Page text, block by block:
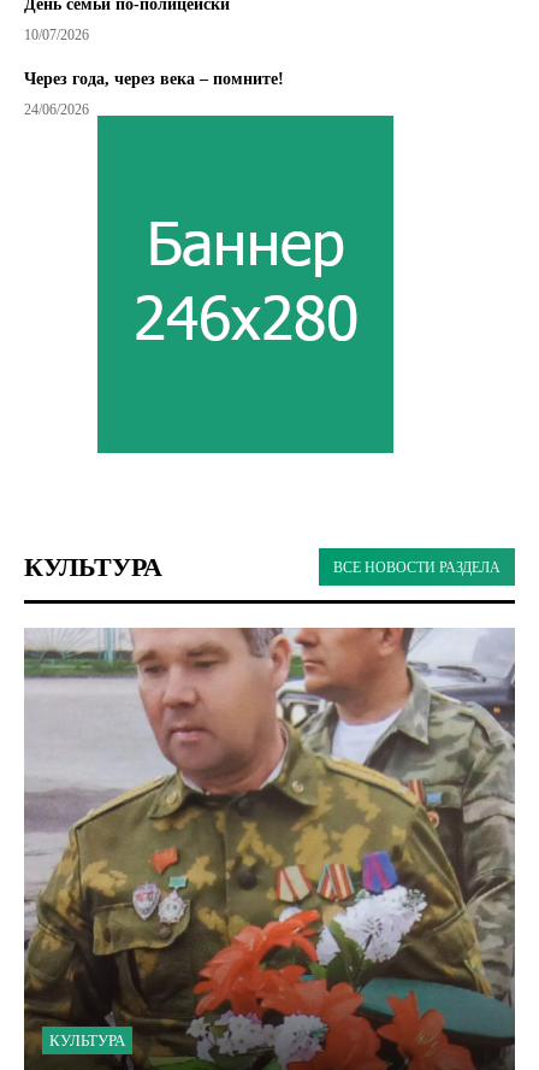
День семьи по-полицейски
10/07/2026
Через года, через века – помните!
24/06/2026
КУЛЬТУРА ВСЕ НОВОСТИ РАЗДЕЛА
КУЛЬТУРА